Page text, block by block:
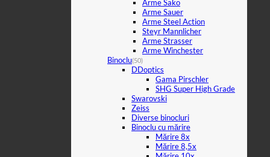
Arme Sako
Arme Sauer
Arme Steel Action
Steyr Mannlicher
Arme Strasser
Arme Winchester
Binoclu(50)
DDoptics
Gama Pirschler
SHG Super High Grade
Swarovski
Zeiss
Diverse binocluri
Binoclu cu mărire
Mărire 8x
Mărire 8,5x